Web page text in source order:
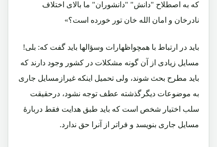
که به اصطلاح "دانش" "دانشوران" ما بالای اختلاف
نادرخان و امان الله خان تور خورده است؟»
باید در ارتباط با همچواظهارات وسؤالها باید گفت که: بلی!
مسایل زیادی از آن گونه مشکلات در کشور وجود دارند که
باید مطرح بحث شوند، ولی تحمیل اینکه غیرازمسایل جاری
به موضوعات دیگرگذشته عطف توجه نشود، درحقیقت
سلب اختیار شخص است که باید طبق هدایت فقط دربارۀ
مسایل جاری بنویسد و فراتر از آنرا حق ندارد.